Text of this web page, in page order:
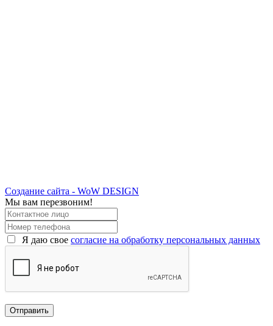
Создание сайта - WoW DESIGN
Мы вам перезвоним!
Я даю свое согласие на обработку персональных данных